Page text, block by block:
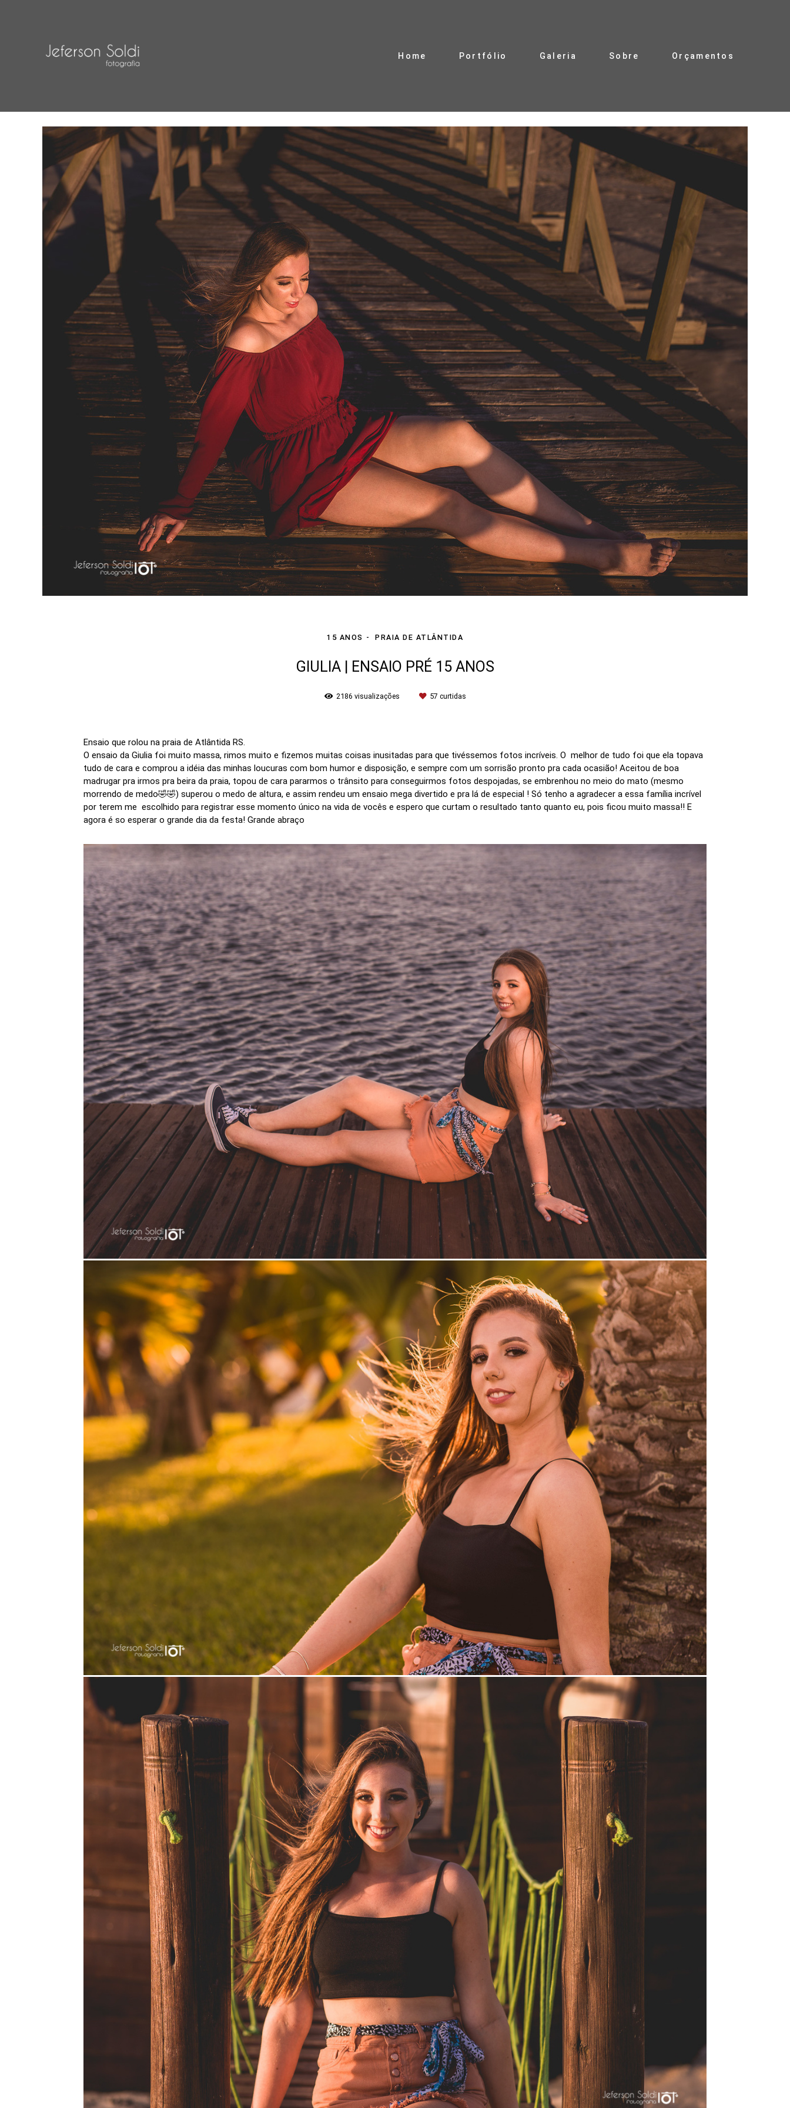
Home Portfólio Galeria Sobre Orçamentos
15 ANOS PRAIA DE ATLÂNTIDA
GIULIA | ENSAIO PRÉ 15 ANOS
2186 visualizações 57 curtidas
Ensaio que rolou na praia de Atlântida RS.
O ensaio da Giulia foi muito massa, rimos muito e fizemos muitas coisas inusitadas para que tivéssemos fotos incríveis. O melhor de tudo foi que ela topava
tudo de cara e comprou a idéia das minhas loucuras com bom humor e disposição, e sempre com um sorrisão pronto pra cada ocasião! Aceitou de boa
madrugar pra irmos pra beira da praia, topou de cara pararmos o trânsito para conseguirmos fotos despojadas, se embrenhou no meio do mato (mesmo
morrendo de medo🤣🤣) superou o medo de altura, e assim rendeu um ensaio mega divertido e pra lá de especial ! Só tenho a agradecer a essa família incrível
por terem me escolhido para registrar esse momento único na vida de vocês e espero que curtam o resultado tanto quanto eu, pois ficou muito massa!! E
agora é so esperar o grande dia da festa! Grande abraço